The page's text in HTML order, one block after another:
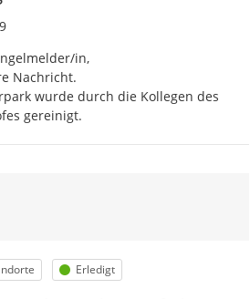
in,
Nachricht.
wurde durch die Kollegen des
gereinigt.
Status
Erledigt